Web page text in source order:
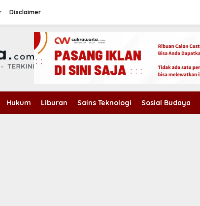
Disclaimer
Hukum Liburan Sains Teknologi Sosial Budaya